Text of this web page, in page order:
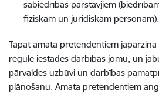
sabiedrības pārstāvjiem
fiziskām un juridiskām personām).
Tāpat amata pretendentiem
regulē iestādes darbības jomu, un
pārvaldes uzbūvi un darbības
plānošanu. Amata pretendentiem